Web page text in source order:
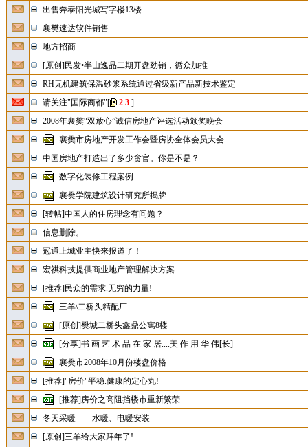
出售奔泰阳光城写字楼13楼
襄樊速达软件销售
地方招商
[原创]民发•半山逸品二期开盘劲销，循众加推
RH无机建筑保温砂浆系统通过省级新产品新技术鉴定
请关注"国际商都"[ 2 3]
2008年襄樊“双放心”诚信房地产评选活动颁奖晚会
襄樊市房地产开发工作会暨房协全体会员大会
中国房地产打造出了多少贪官。你是不是？
数字化装修工程案例
襄樊学院建筑设计研究所揭牌
[转帖]中国人的住房理念有问题？
信息删除。
冠通上城业主快来报道了！
宏祺科技提供商业地产管理解决方案
[推荐]民众的需求.无穷的力量!
三羊\二桥头精配厂
[原创]樊城二桥头鑫鼎公寓8楼
[分享]书 画 艺 术 品 在 家 居....美 作 用 华 伟[长]
襄樊市2008年10月份楼盘价格
[推荐]"房价"平稳.健康的定心丸!
[推荐]房价之高阻挡楼市重新繁荣
冬天采暖——水暖、电暖安装
[原创]三羊给大家拜年了!